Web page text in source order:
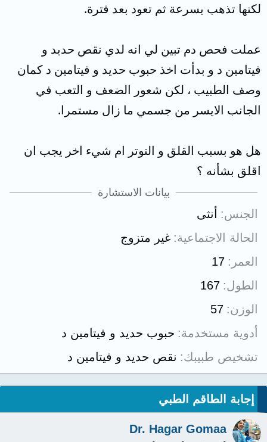
لكنها تذهب بسرعة ثم تعود بعد فترة.
عملت فحص دم تبين لي انه لدي نقص حديد و
فيتامين د و بدأت اخذ حبوب حديد و فيتامين د كمان
وصف الطبيب ، لكن شعور الضعف و التعب في
الجانب الايسر من جسمي ما زال مستمرا.
هل هو بسبب القلق و التوتر ام شيء اخر يجب ان
اقلق بشأنه ؟
بيانات الاستشارة
الجنس
أنثى
الحالة الاجتماعية غير متزوج
العمر
17
الطول 167
الوزن 57
أدوية مستخدمة حبوب حديد و فيتامين د
تشخيص طبيبك
نقص حديد و فيتامين د
إجابة الطاقم الطبي
Dr. Hagar Gomaa